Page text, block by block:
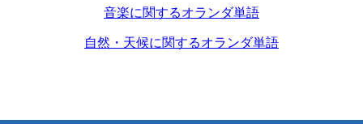
音楽に関するオランダ単語
自然・天候に関するオランダ単語